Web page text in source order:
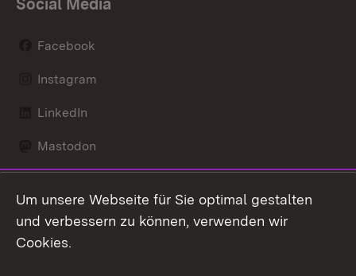
Facebook
Instagram
LinkedIn
Mastodon
X / Twitter
Youtube
Um unsere Webseite für Sie optimal gestalten
und verbessern zu können, verwenden wir
Cookies.